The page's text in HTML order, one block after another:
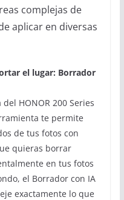
complejas de
aplicar en diversas
el lugar: Borrador
HONOR 200 Series
te permite
de tus fotos con
quieras borrar
en tus fotos
el Borrador con IA
exactamente lo que